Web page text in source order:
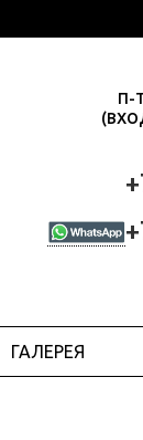
П-
ГАЛЕРЕЯ